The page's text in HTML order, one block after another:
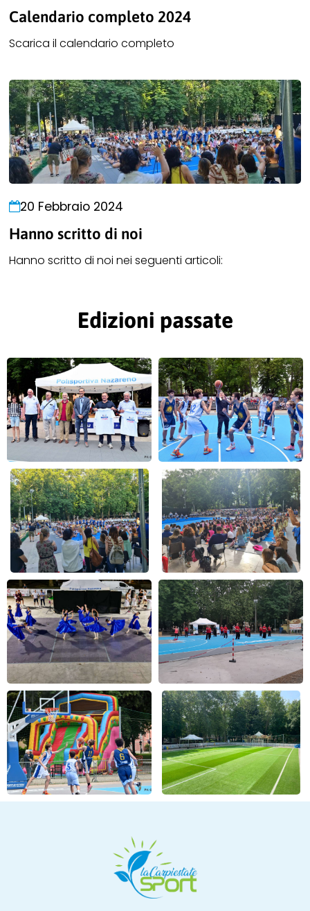
Calendario completo 2024
Scarica il calendario completo
20 Febbraio 2024
Hanno scritto di noi
Hanno scritto di noi nei seguenti articoli:
Edizioni passate